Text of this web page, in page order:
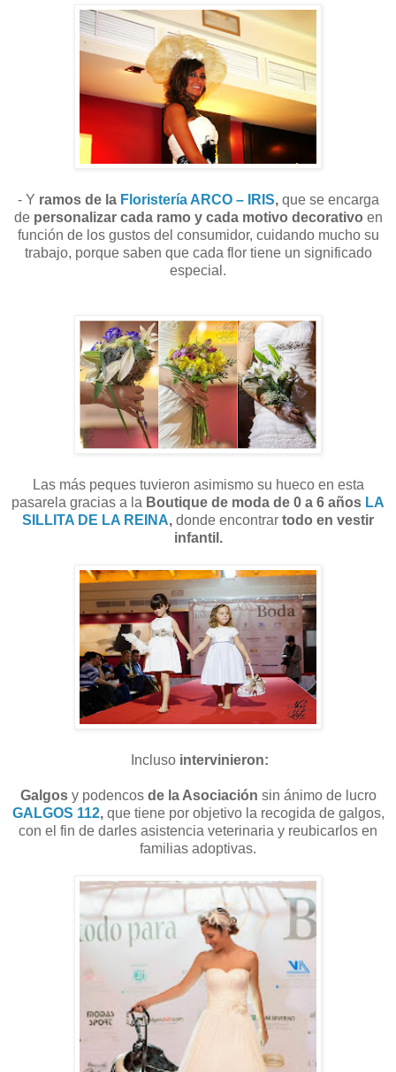
- Y ramos de la Floristería ARCO – IRIS, que se encarga
de personalizar cada ramo y cada motivo decorativo en
función de los gustos del consumidor, cuidando mucho su
trabajo, porque saben que cada flor tiene un significado
especial.
Las más peques tuvieron asimismo su hueco en esta
pasarela gracias a la Boutique de moda de 0 a 6 años LA
SILLITA DE LA REINA, donde encontrar todo en vestir
infantil.
Incluso intervinieron:
Galgos y podencos de la Asociación sin ánimo de lucro
GALGOS 112, que tiene por objetivo la recogida de galgos,
con el fin de darles asistencia veterinaria y reubicarlos en
familias adoptivas.